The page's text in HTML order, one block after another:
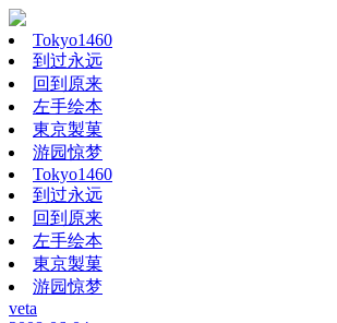
Tokyo1460
到过永远
回到原来
左手绘本
東京製菓
游园惊梦
Tokyo1460
到过永远
回到原来
左手绘本
東京製菓
游园惊梦
veta